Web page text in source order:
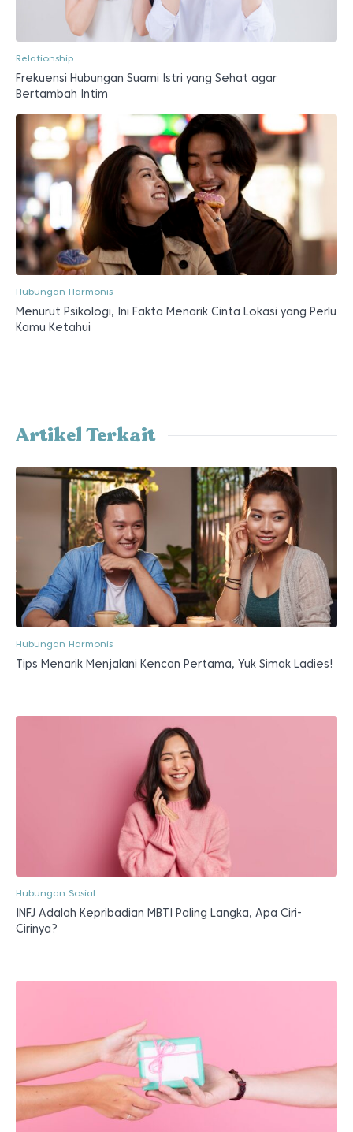
Relationship
Frekuensi Hubungan Suami Istri yang Sehat agar
Bertambah Intim
Hubungan Harmonis
Menurut Psikologi, Ini Fakta Menarik Cinta Lokasi yang Perlu
Kamu Ketahui
Artikel Terkait
Hubungan Harmonis
Tips Menarik Menjalani Kencan Pertama, Yuk Simak Ladies!
Hubungan Sosial
INFJ Adalah Kepribadian MBTI Paling Langka, Apa Ciri-
Cirinya?